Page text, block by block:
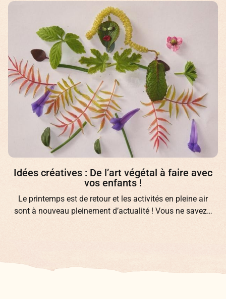
Idées créatives : De l’art végétal à faire avec
vos enfants !
Le printemps est de retour et les activités en pleine air
sont à nouveau pleinement d’actualité ! Vous ne savez…